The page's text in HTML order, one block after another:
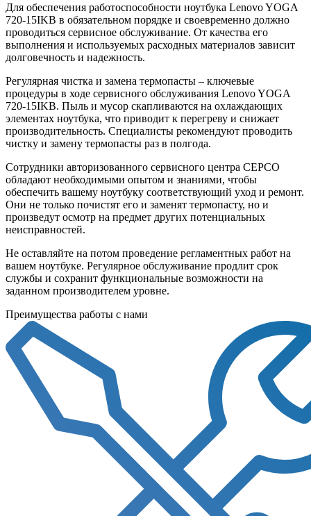
Для обеспечения работоспособности ноутбука Lenovo YOGA
720-15IKB в обязательном порядке и своевременно должно
проводиться сервисное обслуживание. От качества его
выполнения и используемых расходных материалов зависит
долговечность и надежность.
Регулярная чистка и замена термопасты – ключевые
процедуры в ходе сервисного обслуживания Lenovo YOGA
720-15IKB. Пыль и мусор скапливаются на охлаждающих
элементах ноутбука, что приводит к перегреву и снижает
производительность. Специалисты рекомендуют проводить
чистку и замену термопасты раз в полгода.
Сотрудники авторизованного сервисного центра СЕРСО
обладают необходимыми опытом и знаниями, чтобы
обеспечить вашему ноутбуку соответствующий уход и ремонт.
Они не только почистят его и заменят термопасту, но и
произведут осмотр на предмет других потенциальных
неисправностей.
Не оставляйте на потом проведение регламентных работ на
вашем ноутбуке. Регулярное обслуживание продлит срок
службы и сохранит функциональные возможности на
заданном производителем уровне.
Преимущества работы с нами